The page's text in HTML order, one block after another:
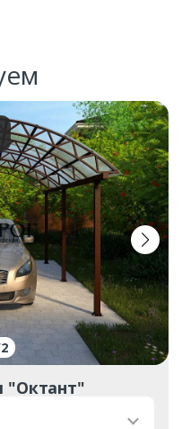
2
"Октант"